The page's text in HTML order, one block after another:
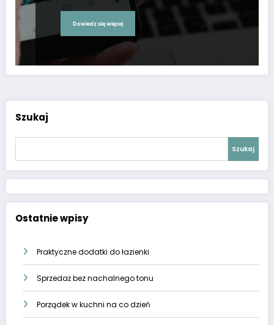
Dowiedz się więcej
Szukaj
Szukaj
Ostatnie wpisy
Praktyczne dodatki do łazienki
Sprzedaż bez nachalnego tonu
Porządek w kuchni na co dzień